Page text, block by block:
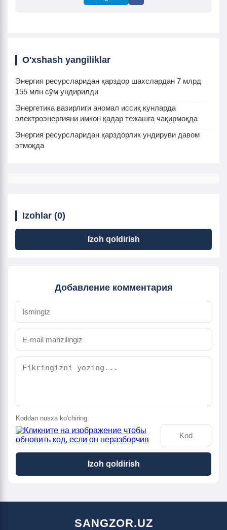
O'xshash yangiliklar
Энергия ресурсларидан қарздор шахслардан 7 млрд
155 млн сўм ундирилди
Энергетика вазирлиги аномал иссиқ кунларда
электроэнергияни имкон қадар тежашга чақирмоқда
Энергия ресурсларидан қарздорлик ундируви давом
этмоқда
Izohlar (0)
Izoh qoldirish
Добавление комментария
Koddan nusxa ko'chiring:
Izoh qoldirish
SANGZOR.UZ